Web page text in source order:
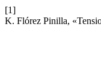
[1]
K. Flórez Pinilla,